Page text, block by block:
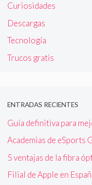
Curiosidades
Descargas
Tecnología
Trucos gratis
ENTRADAS RECIENTES
Guía definitiva para
Academias de eSports
5 ventajas de la fibra
Filial de Apple en